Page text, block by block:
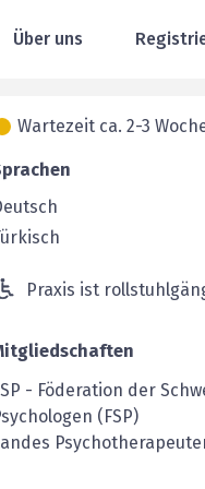
Über uns
Wartezeit ca. 2-3
Praxis ist
- Föderation der
(FSP)